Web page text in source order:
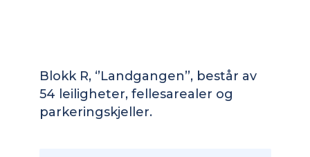
Blokk R, ‘’Landgangen’’, består av
54 leiligheter, fellesarealer og
parkeringskjeller.